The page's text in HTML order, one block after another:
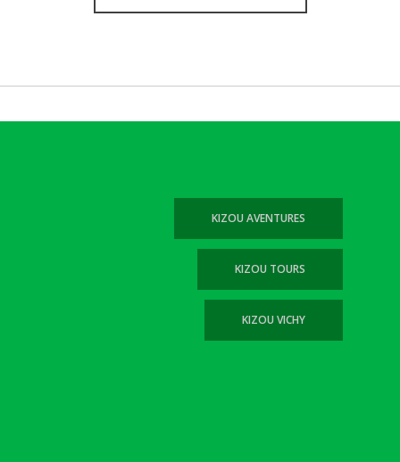
KIZOU AVENTURES
KIZOU TOURS
KIZOU VICHY